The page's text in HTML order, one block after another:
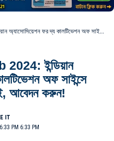
দ্য কালটিভেশন অফ সাইন্সে কর্মী নিয়োগ পরীক্ষা ছাড়াই, আবেদন করুন!
ইন্ডিয়ান
অফ সাইন্সে
আবেদন করুন!
PM 6:33 PM